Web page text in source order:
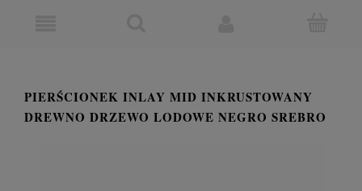
PIERŚCIONEK INLAY MID INKRUSTOWANY
DREWNO DRZEWO LODOWE NEGRO SREBRO